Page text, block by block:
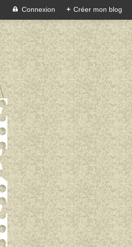
Connexion + Créer mon blog